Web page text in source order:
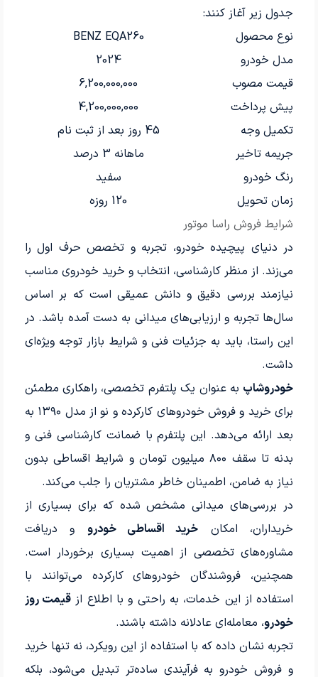
جدول زیر آغاز کنند:
شرایط فروش راسا موتور
نوع محصول
BENZ EQA260
مدل خودرو
2024
قیمت مصوب
6,200,000,000
پیش پرداخت
4,200,000,000
تکمیل وجه
45 روز بعد از ثبت نام
جریمه تاخیر
ماهانه 3 درصد
رنگ خودرو
سفید
زمان تحویل
120 روزه
در دنیای پیچیده خودرو، تجربه و تخصص حرف اول را
می‌زند. از منظر کارشناسی، انتخاب و خرید خودروی مناسب
نیازمند بررسی دقیق و دانش عمیقی است که بر اساس
سال‌ها تجربه و ارزیابی‌های میدانی به دست آمده باشد. در
این راستا، باید به جزئیات فنی و شرایط بازار توجه ویژه‌ای
داشت.
خودروشاپ به عنوان یک پلتفرم تخصصی، راهکاری مطمئن
برای خرید و فروش خودروهای کارکرده و نو از مدل ۱۳۹۰ به
بعد ارائه می‌دهد. این پلتفرم با ضمانت کارشناسی فنی و
بدنه تا سقف ۸۰۰ میلیون تومان و شرایط اقساطی بدون
نیاز به ضامن، اطمینان خاطر مشتریان را جلب می‌کند.
در بررسی‌های میدانی مشخص شده که برای بسیاری از
خریداران، امکان خرید اقساطی خودرو و دریافت
مشاوره‌های تخصصی از اهمیت بسیاری برخوردار است.
همچنین، فروشندگان خودروهای کارکرده می‌توانند با
استفاده از این خدمات، به راحتی و با اطلاع از قیمت روز
خودرو، معامله‌ای عادلانه داشته باشند.
تجربه نشان داده که با استفاده از این رویکرد، نه تنها خرید
و فروش خودرو به فرآیندی ساده‌تر تبدیل می‌شود، بلکه